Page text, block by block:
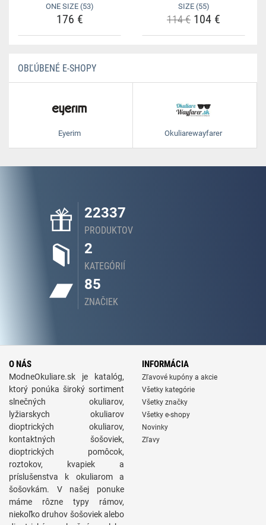
ONE SIZE (53)
176 €
SIZE (55)
114 € 104 €
OBĽÚBENÉ E-SHOPY
Eyerim Okuliarewayfarer
22337
PRODUKTOV
2
KATEGÓRIÍ
85
ZNAČIEK
O NÁS
ModneOkuliare.sk je katalóg,
ktorý ponúka široký sortiment
slnečných okuliarov,
lyžiarskych okuliarov
dioptrických okuliarov,
kontaktných šošoviek,
dioptrických pomôcok,
roztokov, kvapiek a
príslušenstva k okuliarom a
šošovkám. V našej ponuke
máme rôzne typy rámov,
niekoľko druhov šošoviek alebo
INFORMÁCIA
Zľavové kupóny a akcie
Všetky kategórie
Všetky značky
Všetky e-shopy
Novinky
Zľavy